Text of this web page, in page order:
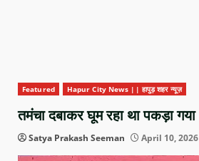
Featured Hapur City News || हापुड़ शहर न्यूज़
तमंचा दबाकर घूम रहा था पकड़ा गया
Satya Prakash Seeman April 10, 2026